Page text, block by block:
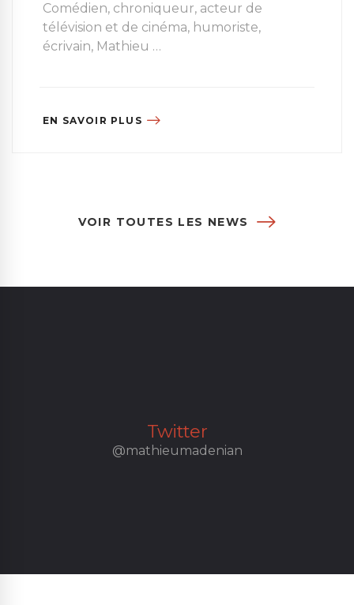
Comédien, chroniqueur, acteur de
télévision et de cinéma, humoriste,
écrivain, Mathieu …
EN SAVOIR PLUS
VOIR TOUTES LES NEWS
Twitter
@mathieumadenian